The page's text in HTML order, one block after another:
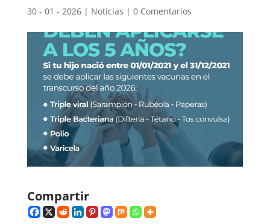
30 - 01 - 2026| Noticias | 0 Comentarios
Compartir